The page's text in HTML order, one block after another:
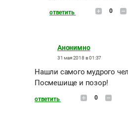
ответить 0
Анонимно
31 мая 2018 в 01:37
Нашли самого мудрого
Посмешище и позор!
ответить 0